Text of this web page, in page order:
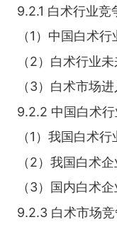
9.2.1 白术行业竞
（1）中国白术
（2）白术行业
（3）白术市场
9.2.2 中国白术
（1）我国白术
（2）我国白术
（3）国内白术
9.2.3 白术市场